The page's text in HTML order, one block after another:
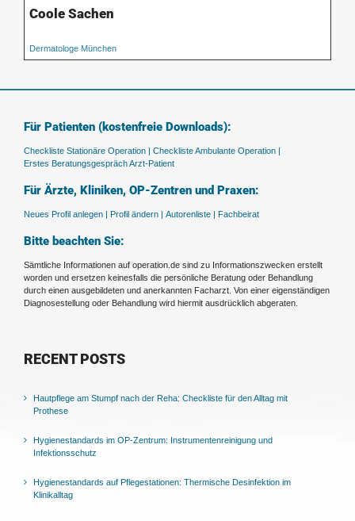
Coole Sachen
Dermatologe München
Für Patienten (kostenfreie Downloads):
Checkliste Stationäre Operation |
Checkliste Ambulante Operation |
Erstes Beratungsgespräch Arzt-Patient
Für Ärzte, Kliniken, OP-Zentren und Praxen:
Neues Profil anlegen | Profil ändern | Autorenliste | Fachbeirat
Bitte beachten Sie:
Sämtliche Informationen auf operation.de sind zu Informationszwecken erstellt
worden und ersetzen keinesfalls die persönliche Beratung oder Behandlung
durch einen ausgebildeten und anerkannten Facharzt. Von einer eigenständigen
Diagnosestellung oder Behandlung wird hiermit ausdrücklich abgeraten.
RECENT POSTS
Hautpflege am Stumpf nach der Reha: Checkliste für den Alltag mit
Prothese
Hygienestandards im OP-Zentrum: Instrumentenreinigung und
Infektionsschutz
Hygienestandards auf Pflegestationen: Thermische Desinfektion im
Klinikalltag